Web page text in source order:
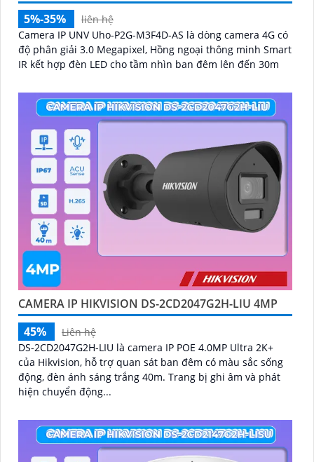
5%-35%
liên hệ
Camera IP UNV Uho-P2G-M3F4D-AS là dòng camera 4G có
độ phân giải 3.0 Megapixel, Hồng ngoại thông minh Smart
IR kết hợp đèn LED cho tầm nhìn ban đêm lên đến 30m
CAMERA IP HIKVISION DS-2CD2047G2H-LIU 4MP
45%
Liên hệ
DS-2CD2047G2H-LIU là camera IP POE 4.0MP Ultra 2K+
của Hikvision, hỗ trợ quan sát ban đêm có màu sắc sống
động, đèn ánh sáng trắng 40m. Trang bị ghi âm và phát
hiện chuyển động...